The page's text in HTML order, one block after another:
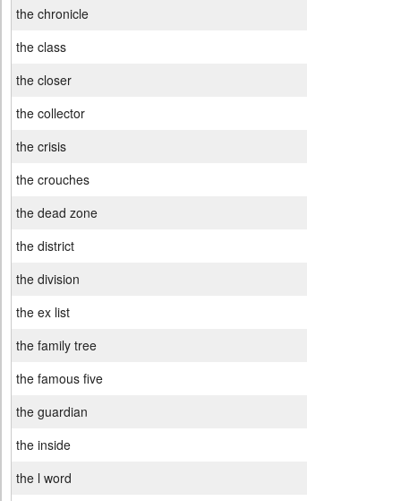
the chronicle
the class
the closer
the collector
the crisis
the crouches
the dead zone
the district
the division
the ex list
the family tree
the famous five
the guardian
the inside
the l word